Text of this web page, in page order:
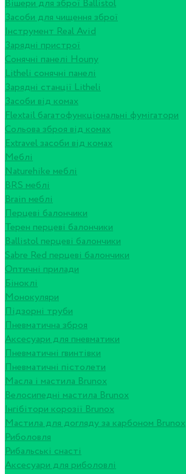
Вішери для зброї Ballistol
Засоби для чищення зброї
Інструмент Real Avid
Зарядні пристрої
Сонячні панелі Houny
Litheli сонячні панелі
Зарядні станції Litheli
Засоби від комах
Flextail багатофункціональні фумігатори
Сольова зброя від комах
Extravel засоби від комах
Меблі
Naturehike меблі
BRS меблі
Brain меблі
Перцеві балончики
Терен перцеві балончики
Ballistol перцеві балончики
Sabre Red перцеві балончики
Оптичні прилади
Біноклі
Монокуляри
Підзорні труби
Пневматична зброя
Аксесуари для пневматики
Пневматичні гвинтівки
Пневматичні пістолети
Масла і мастила Brunox
Велосипедні мастила Brunox
Інгібітори корозії Brunox
Мастила для догляду за карбоном Brunox
Риболовля
Рибальські снасті
Аксесуари для риболовлі